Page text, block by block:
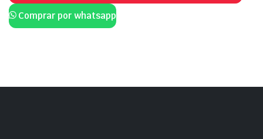
Comprar por whatsapp